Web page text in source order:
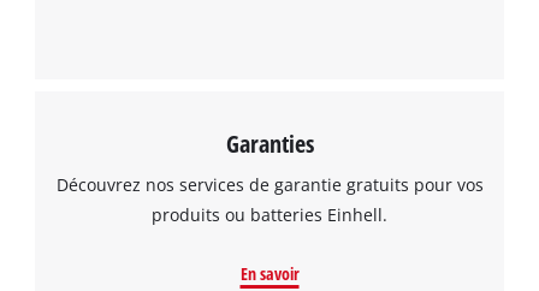
Garanties
Découvrez nos services de garantie gratuits pour vos
produits ou batteries Einhell.
En savoir